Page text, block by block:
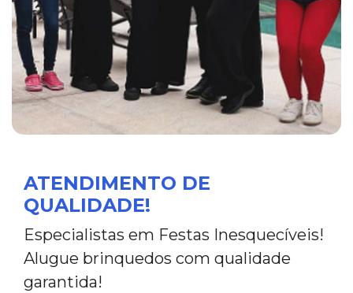
ATENDIMENTO DE
QUALIDADE!
Especialistas em Festas Inesquecíveis!
Alugue brinquedos com qualidade
garantida!